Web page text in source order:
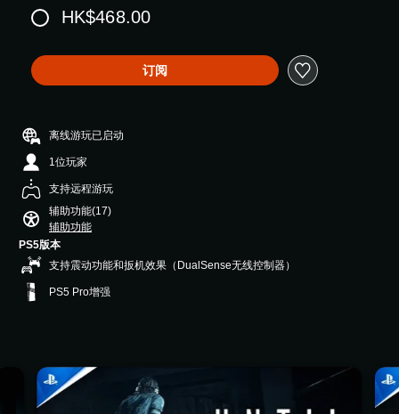
HK$468.00
订阅
离线游玩已启动
1位玩家
支持远程游玩
辅助功能(17)
辅助功能
PS5版本
支持震动功能和扳机效果（DualSense无线控制器）
PS5 Pro增强